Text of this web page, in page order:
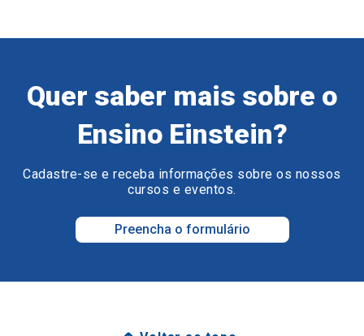
Quer saber mais sobre o
Ensino Einstein?
Cadastre-se e receba informações sobre os nossos
cursos e eventos.
Preencha o formulário